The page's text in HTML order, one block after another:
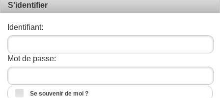
S'identifier
Identifiant:
Mot de passe:
Se souvenir de moi ?